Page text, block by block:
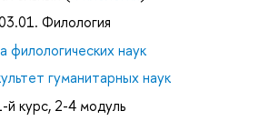
Филология
филологических наук
гуманитарных наук
й курс, 2-4 модуль